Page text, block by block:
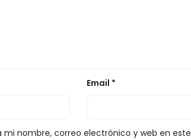
Email *
mi nombre, correo electrónico y web en este